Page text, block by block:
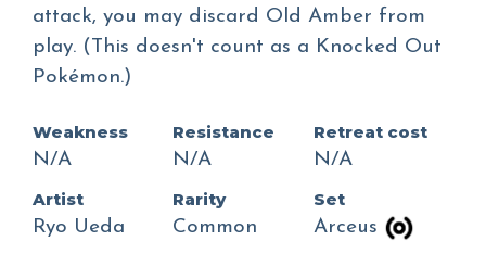
attack, you may discard Old Amber from
play. (This doesn't count as a Knocked Out
Pokémon.)
Weakness
N/A
Resistance
N/A
Retreat cost
N/A
Artist
Ryo Ueda
Rarity
Common
Set
Arceus